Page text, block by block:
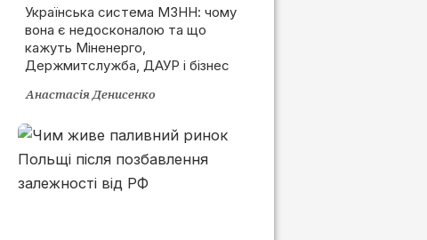
запрацює та як це вплине
на ринок
Українська система МЗНН: чому
вона є недосконалою та що
кажуть Міненерго,
Держмитслужба, ДАУР і бізнес
Анастасія Денисенко